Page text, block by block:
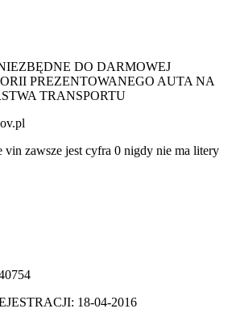
DO DARMOWEJ
PREZENTOWANEGO AUTA NA
TRANSPORTU
vin zawsze jest cyfra 0 nigdy nie ma litery
18-04-2016